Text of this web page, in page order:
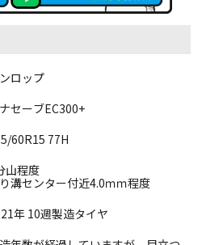
ロップ
セーブEC300+
60R15 77H
山程度
溝センター付近4.0ｍｍ程度
年 10週製造タイヤ